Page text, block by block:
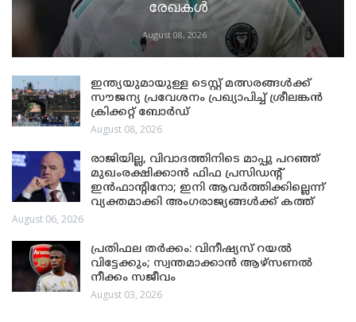
രേഖകൾ
August 08, 2026
ഇന്ത്യയുമായുള്ള ടെസ്റ്റ് മത്സരങ്ങൾക്ക്
സൗജന്യ പ്രവേശനം പ്രഖ്യാപിച്ച് ശ്രീലങ്കൻ
ക്രിക്കറ്റ് ബോർഡ്
August 08, 2026
രാജിയില്ല, വിവാദത്തിനിടെ മാപ്പു പറഞ്ഞ്
മുഖംരക്ഷിക്കാൻ ഫിഫ പ്രസിഡന്റ്
ഇൻഫാന്റിനോ; ഇനി ആവർത്തിക്കില്ലെന്ന്
വ്യക്തമാക്കി അംഗരാജ്യങ്ങൾക്ക് കത്ത്
August 06, 2026
പ്രതിഫല തർക്കം: വിനീഷ്യസ് റയൽ
വിട്ടേക്കും; സ്വന്തമാക്കാൻ ആഴ്സണൽ
നീക്കം സജീവം
August 03, 2026